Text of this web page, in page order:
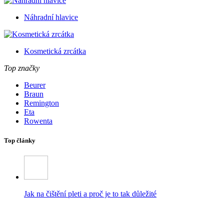
Náhradní hlavice
Kosmetická zrcátka
Top značky
Beurer
Braun
Remington
Eta
Rowenta
Top články
Jak na čištění pleti a proč je to tak důležité